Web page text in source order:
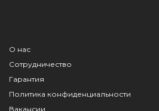
О нас
Сотрудничество
Гарантия
Политика конфиденциальности
Вакансии